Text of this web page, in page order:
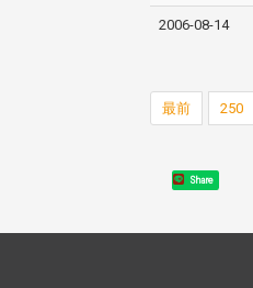
2006-08-14
最前 250
Share